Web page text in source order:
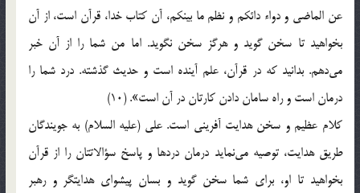
عن‌ الماضي‌ و دواء دائكم‌ و نظم‌ ما بينكم‌، آن‌ كتاب‌ خدا، قرآن‌ است‌، از آن‌
بخواهيد تا سخن‌ گويد و هرگز سخن‌ نگويد. اما من‌ شما را از آن‌ خبر
مي‌دهم‌. بدانيد كه‌ در قرآن‌، علم‌ آينده‌ است‌ و حديث‌ گذشته‌. درد شما را
درمان‌ است‌ و راه‌ سامان‌ دادن‌ كارتان‌ در آن‌ است‌». (10)
كلام‌ عظيم‌ و سخن‌ هدايت‌ آفريني‌ است‌. علي‌ (علیه السلام) به‌ جويندگان‌
طريق‌ هدايت‌، توصيه‌ مي‌نمايد درمان‌ دردها و پاسخ‌ سؤالاتتان‌ را از قرآن‌
بخواهيد تا او، براي‌ شما سخن‌ گويد و بسان‌ پيشواي‌ هدايتگر و رهبر